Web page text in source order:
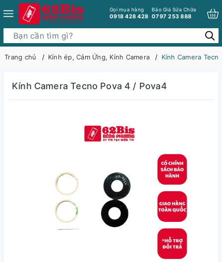
Gọi mua hàng
0918 428 428
Báo Giá Sửa Chữa
0797 253 888
Trang chủ Kính ép, Cảm Ứng, Kính Camera Kính Camera
Kính Camera Tecno Pova 4 / Pova4